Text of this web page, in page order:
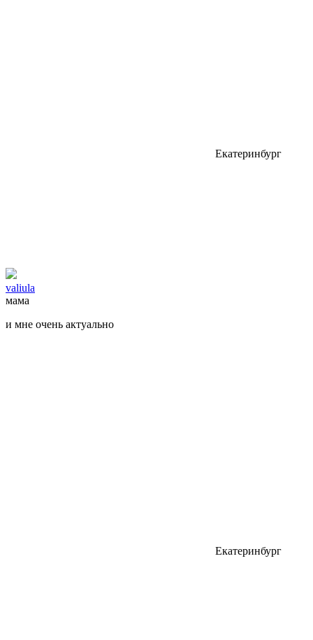
Екатеринбург
valiula
мама
и мне очень актуально
Екатеринбург